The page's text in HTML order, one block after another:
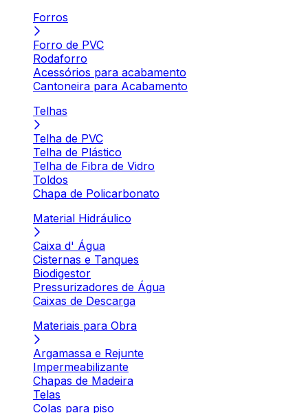
Forros
Forro de PVC
Rodaforro
Acessórios para acabamento
Cantoneira para Acabamento
Telhas
Telha de PVC
Telha de Plástico
Telha de Fibra de Vidro
Toldos
Chapa de Policarbonato
Material Hidráulico
Caixa d' Água
Cisternas e Tanques
Biodigestor
Pressurizadores de Água
Caixas de Descarga
Materiais para Obra
Argamassa e Rejunte
Impermeabilizante
Chapas de Madeira
Telas
Colas para piso